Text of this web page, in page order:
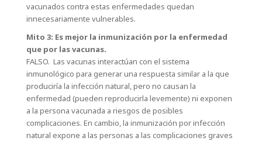
vacunados contra estas enfermedades quedan
innecesariamente vulnerables.
Mito 3: Es mejor la inmunización por la enfermedad
que por las vacunas.
FALSO. Las vacunas interactúan con el sistema
inmunológico para generar una respuesta similar a la que
produciría la infección natural, pero no causan la
enfermedad (pueden reproducirla levemente) ni exponen
a la persona vacunada a riesgos de posibles
complicaciones. En cambio, la inmunización por infección
natural expone a las personas a las complicaciones graves